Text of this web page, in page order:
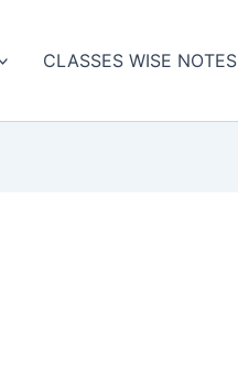
CLASSES WISE NOTES